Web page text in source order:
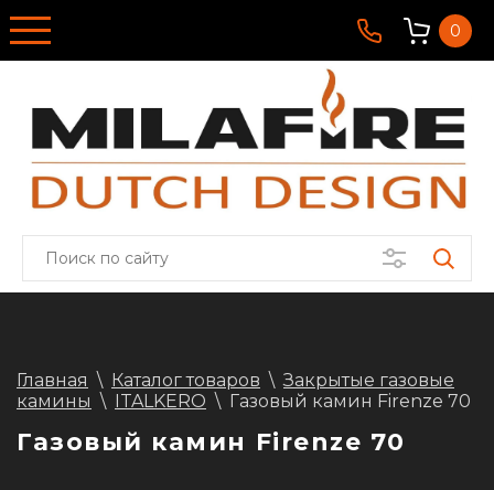
0
Главная \ Каталог товаров \ Закрытые газовые
камины \ ITALKERO \ Газовый камин Firenze 70
Газовый камин Firenze 70